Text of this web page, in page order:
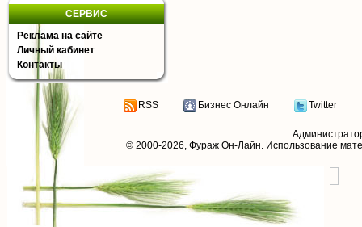
СЕРВИС
Реклама на сайте
Личный кабинет
Контакты
RSS Бизнес Онлайн Twitter
© 2000-2026, Фураж Он-Лайн. Использование